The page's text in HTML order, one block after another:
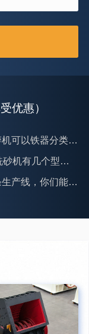
优惠）
有几个型号？
，你们能做吗？
颚破机什么价位？
推荐用什么机器？
用电的还是燃油的？
概什么价位？
备有哪些？
以铁器分类吗？